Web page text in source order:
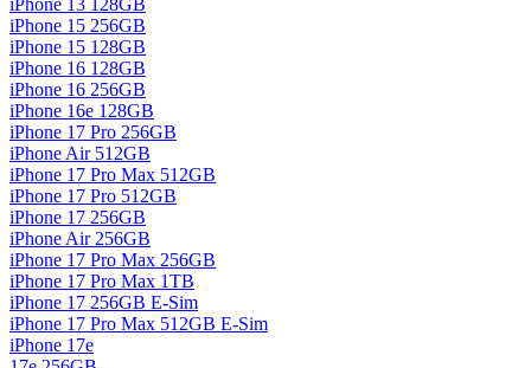
iPhone 13 128GB
iPhone 15 256GB
iPhone 15 128GB
iPhone 16 128GB
iPhone 16 256GB
iPhone 16e 128GB
iPhone 17 Pro 256GB
iPhone Air 512GB
iPhone 17 Pro Max 512GB
iPhone 17 Pro 512GB
iPhone 17 256GB
iPhone Air 256GB
iPhone 17 Pro Max 256GB
iPhone 17 Pro Max 1TB
iPhone 17 256GB E-Sim
iPhone 17 Pro Max 512GB E-Sim
iPhone 17e